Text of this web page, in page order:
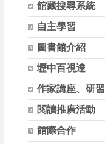
館藏搜尋系統
自主學習
圖書館介紹
壢中百視達
作家講座、研習
閱讀推廣活動
館際合作